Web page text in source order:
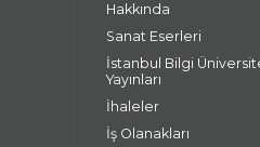
Hakkında
Sanat Eserleri
İstanbul Bilgi
Yayınları
İhaleler
İş Olanakları